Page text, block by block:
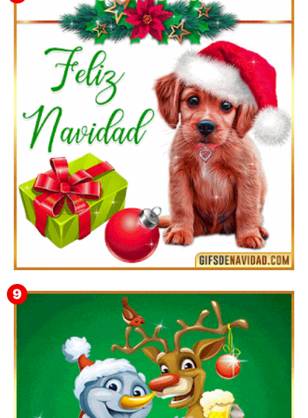
Te deseo una Feliz Navidad Bartolomea
▷ Los Mejores Fondos de pantalla de feliz navidad
2022 📖